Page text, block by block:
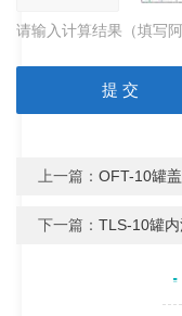
请输入计算结果（填写
上一篇：OFT-10罐
下一篇：TLS-10罐